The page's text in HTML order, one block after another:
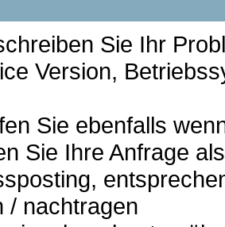
Sie Ihr
Version,
Sie ebenfalls
Sie Ihre Anfrage
/ nachtragen